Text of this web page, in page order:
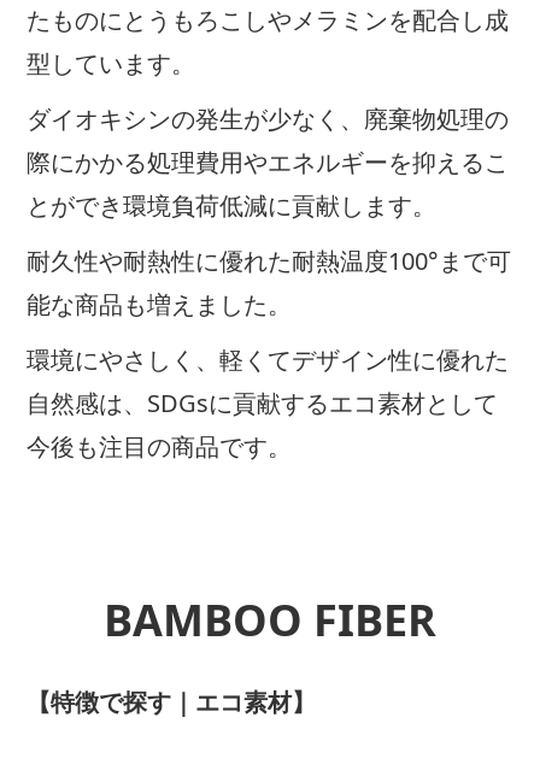
たものにとうもろこしやメラミンを配合し成
型しています。
ダイオキシンの発生が少なく、廃棄物処理の
際にかかる処理費用やエネルギーを抑えるこ
とができ環境負荷低減に貢献します。
耐久性や耐熱性に優れた耐熱温度100°まで可
能な商品も増えました。
環境にやさしく、軽くてデザイン性に優れた
自然感は、SDGsに貢献するエコ素材として
今後も注目の商品です。
BAMBOO FIBER
【特徴で探す｜エコ素材】